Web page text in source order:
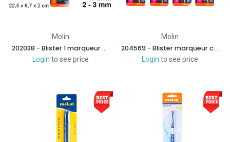
Molin
202038 - Blister 1 marqueur permanent blanc
Login to see price
Molin
204569 - Blister marqueur craie liquide couleurs assorties
Login to see price